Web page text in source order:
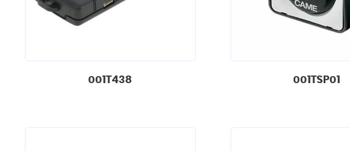
001T438 001TSP01